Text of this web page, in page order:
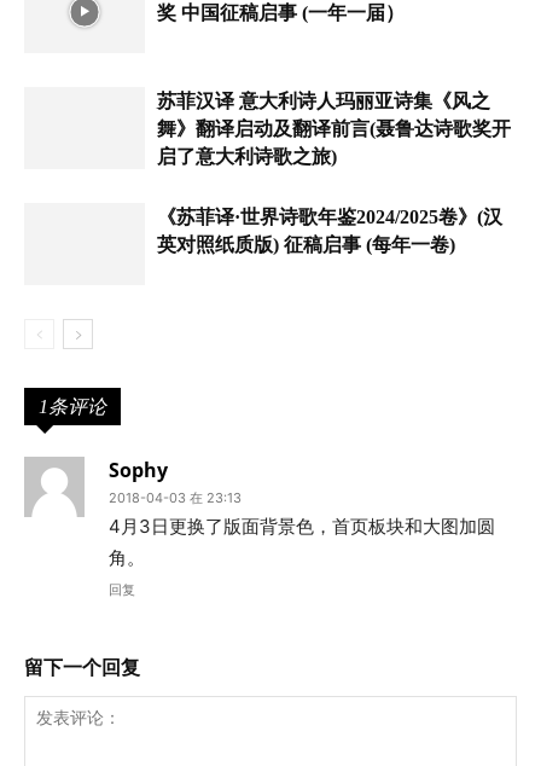
奖 中国征稿启事 (一年一届）
苏菲汉译 意大利诗人玛丽亚诗集《风之
舞》翻译启动及翻译前言(聂鲁达诗歌奖开
启了意大利诗歌之旅)
《苏菲译·世界诗歌年鉴2024/2025卷》(汉
英对照纸质版) 征稿启事 (每年一卷)
1条评论
Sophy
2018-04-03 在 23:13
4月3日更换了版面背景色，首页板块和大图加圆
角。
回复
留下一个回复